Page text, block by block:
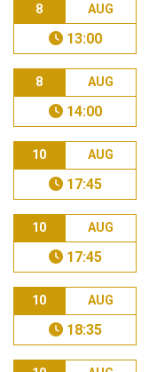
8 AUG
13:00
8 AUG
14:00
10 AUG
17:45
10 AUG
17:45
10 AUG
18:35